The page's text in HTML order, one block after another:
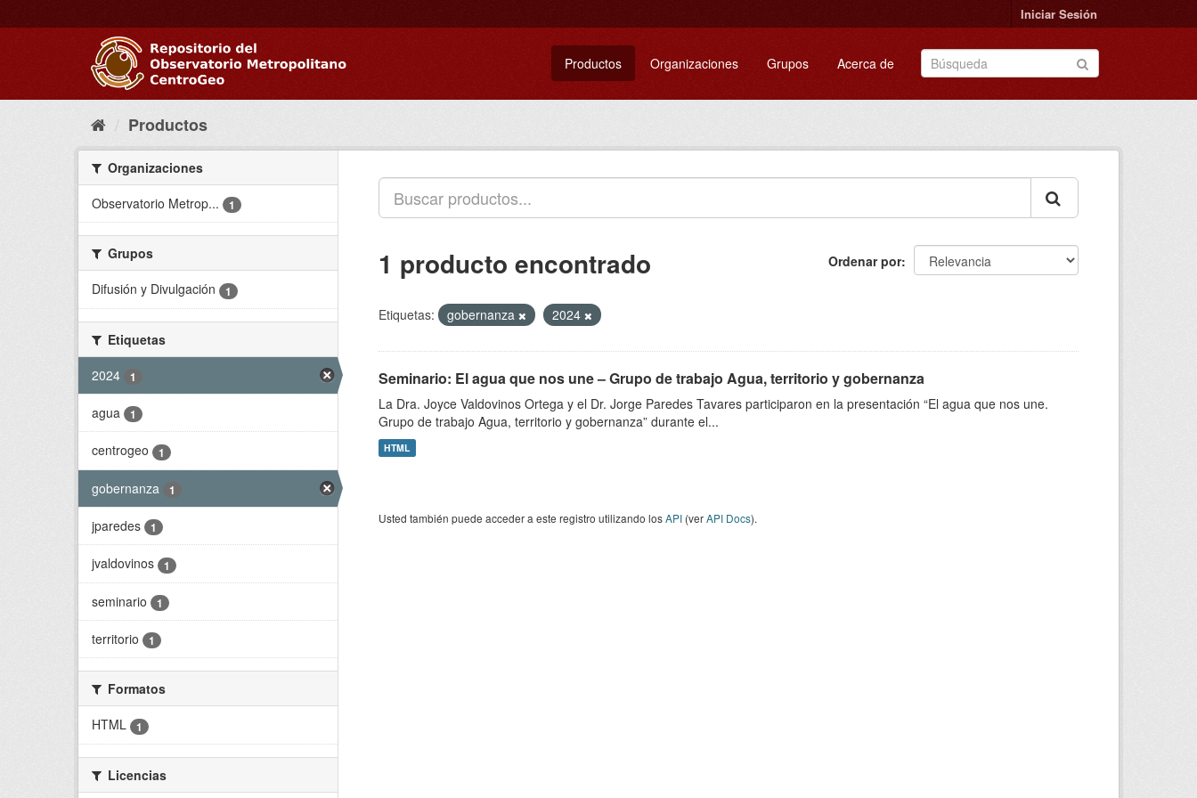
al
Iniciar Sesión
Productos Organizaciones Grupos Acerca de
Productos
Organizaciones
Observatorio Metrop...
1
Grupos
Difusión y Divulgación
1
Etiquetas
2024
1
agua 1
centrogeo 1
gobernanza 1
jparedes 1
jvaldovinos 1
seminario 1
territorio 1
Formatos
HTML
1
Licencias
Ordenar por
1 producto encontrado
Etiquetas: gobernanza 2024
Seminario: El agua que nos une – Grupo de trabajo Agua, territorio y gobernanza
La Dra. Joyce Valdovinos Ortega y el Dr. Jorge Paredes Tavares participaron en la presentación “El agua que nos une.
Grupo de trabajo Agua, territorio y gobernanza” durante el...
HTML
Usted también puede acceder a este registro utilizando losAPI (verAPI Docs).